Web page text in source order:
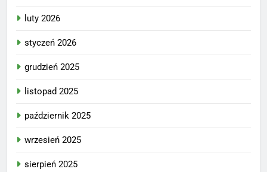
luty 2026
styczeń 2026
grudzień 2025
listopad 2025
październik 2025
wrzesień 2025
sierpień 2025